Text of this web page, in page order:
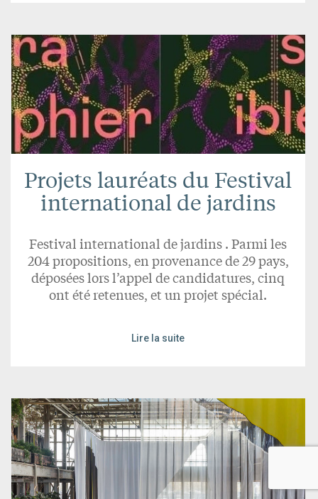
Projets lauréats du Festival
international de jardins
Festival international de jardins . Parmi les
204 propositions, en provenance de 29 pays,
déposées lors l’appel de candidatures, cinq
ont été retenues, et un projet spécial.
Lire la suite